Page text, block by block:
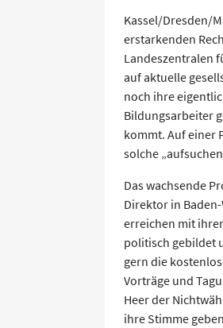
Kassel/Dresden/
erstarkenden
Landeszentralen
auf aktuelle
noch ihre
Bildungsarbeiter
kommt. Auf einer
solche
Das wachsende
Direktor in
erreichen mit
politisch gebildet
gern die
Vorträge und
Heer der
ihre Stimme